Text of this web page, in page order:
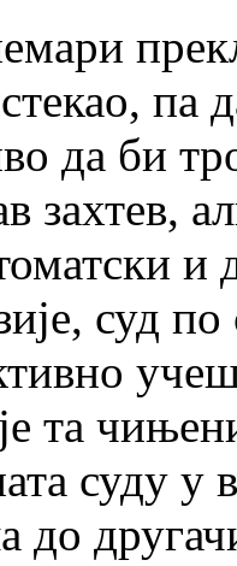
па
да би
захтев,
суд
та
суду
до